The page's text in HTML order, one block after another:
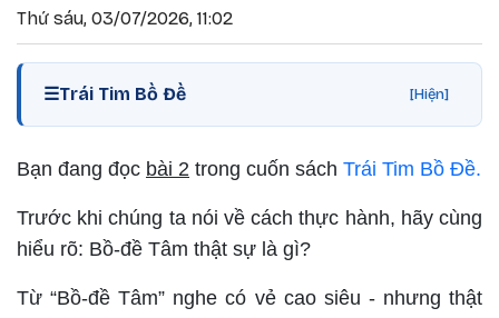
Thứ sáu, 03/07/2026, 11:02
☰Trái Tim Bồ Đề [Hiện]
Bạn đang đọc bài 2 trong cuốn sách Trái Tim Bồ Đề.
Trước khi chúng ta nói về cách thực hành, hãy cùng
hiểu rõ: Bồ-đề Tâm thật sự là gì?
Từ “Bồ-đề Tâm” nghe có vẻ cao siêu - nhưng thật